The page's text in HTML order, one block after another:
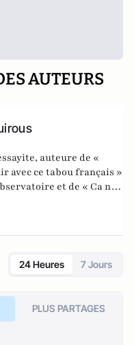
AUTEURS
auteure de «
avec ce tabou français »
et de « Ca n’a
? Face à l’islamisme
éditions Plon,
24 Heures 7 Jours
PLUS PARTAGES